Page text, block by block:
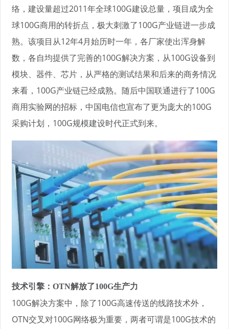
络，建设量超过2011年全球100G建设总量，项目成为全
球100G商用的转折点，极大刺激了100G产业链进一步成
熟。该项目从12年4月始历时一年，各厂家使出浑身解
数，各自均提供了完善的100G解决方案，从100G设备到
模块、器件、芯片，从严格的测试结果和后来的商务情况
来看，100G产业链已经成熟。随后中国联通进行了100G
商用实验网的招标，中国电信也宣布了更为庞大的100G
采购计划，100G规模建设时代正式到来。
技术引擎：OTN解放了100G生产力
100G解决方案中，除了100G高速传送的线路技术外，
OTN交叉对100G网络极为重要，两者可谓是100G技术的